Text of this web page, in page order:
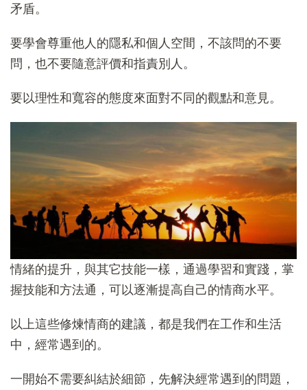
矛盾。
要學會尊重他人的隱私和個人空間，不該問的不要
問，也不要隨意評價和指責別人。
要以理性和寬容的態度來面對不同的觀點和意見。
情緒的提升，與其它技能一樣，通過學習和實踐，掌
握技能和方法通，可以逐漸提高自己的情商水平。
以上這些修煉情商的建議，都是我們在工作和生活
中，經常遇到的。
一開始不需要糾結於細節，先解決經常遇到的問題，